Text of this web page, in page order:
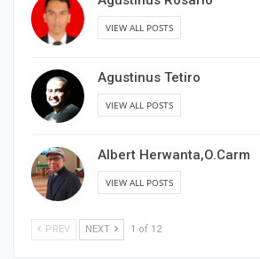
VIEW ALL POSTS
Agustinus Tetiro
VIEW ALL POSTS
Albert Herwanta,O.Carm
VIEW ALL POSTS
PREV NEXT 1 of 12